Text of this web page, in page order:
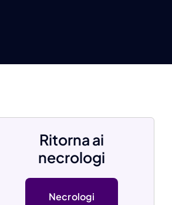
Ritorna ai
necrologi
Necrologi